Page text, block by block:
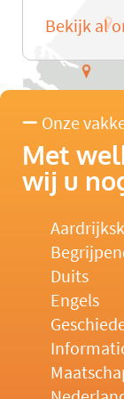
Bekijk al
Onze
Met
wij u
Duits
Engels